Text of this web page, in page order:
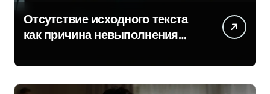
Отсутствие исходного текста
как причина невыполнения